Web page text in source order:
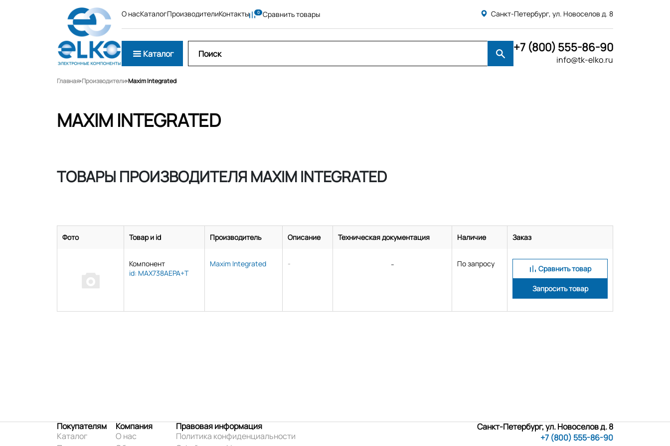
О насКаталогПроизводителиКонтакты Сравнить товары Санкт-Петербург, ул. Новоселов д. 8
Каталог +7 (800) 555-86-90
info@tk-elko.ru
Главная Производители Maxim Integrated
MAXIM INTEGRATED
ТОВАРЫ ПРОИЗВОДИТЕЛЯ MAXIM INTEGRATED
Фото Товар и id Производитель Описание Техническая документация Наличие Заказ
Компонент
id: MAX738AEPA+T
Maxim Integrated - - По запросу
Сравнить товар
Запросить товар
Покупателям
Каталог
Компания
О нас
Правовая информация
Политика конфиденциальности
Санкт-Петербург, ул. Новоселов д. 8
+7 (800) 555-86-90